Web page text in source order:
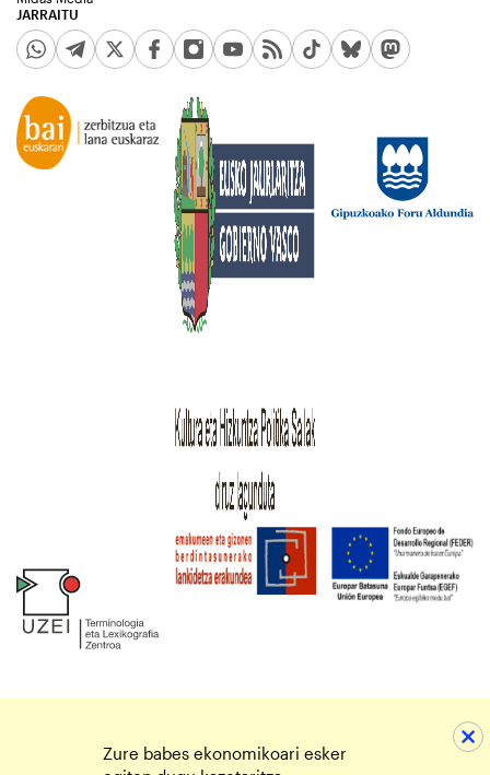
JARRAITU
Zure babes ekonomikoari esker